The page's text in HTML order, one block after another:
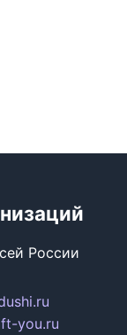
России
you.ru